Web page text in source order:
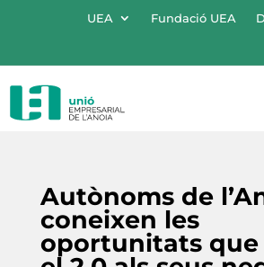
UEA Fundació UEA
Autònoms de
coneixen les
oportunitats que